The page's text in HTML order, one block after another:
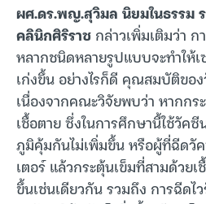
ผศ.ดร.พญ.สุวิมล นิยมในธรรม
คลินิกศิริราช กล่าวเพิ่มเติมว่า
หลากชนิดหลายรูปแบบจะทำให้
เก่งขึ้น อย่างไรก็ดี คุณสมบัติข
เนื่องจากคณะวิจัยพบว่า หากก
เชื้อตาย ซึ่งในการศึกษานี้ใช้วัค
ภูมิคุ้มกันไม่เพิ่มขึ้น หรือผู้ที่ฉีดวัค
เตอร์ แล้วกระตุ้นเข็มที่สามด้วย
ขึ้นเช่นเดียวกัน รวมถึง การฉีดไ